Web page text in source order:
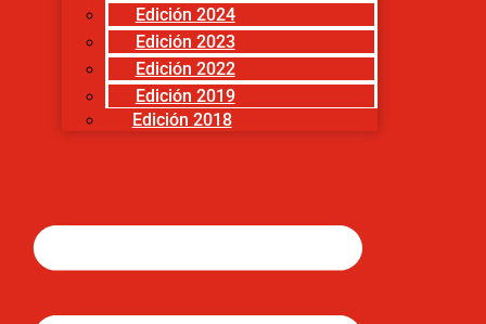
Edición 2024
Edición 2023
Edición 2022
Edición 2019
Edición 2018